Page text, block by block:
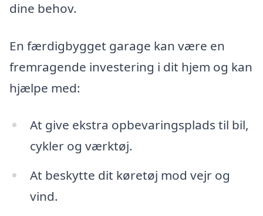
dine behov.
En færdigbygget garage kan være en
fremragende investering i dit hjem og kan
hjælpe med:
At give ekstra opbevaringsplads til bil,
cykler og værktøj.
At beskytte dit køretøj mod vejr og
vind.